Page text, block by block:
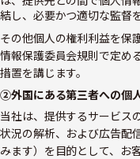
結し、必要かつ適切な監督
その他個人の権利利益を保
情報保護委員会規則で定め
措置を講じます。
②外国にある第三者への個
当社は、提供するサービス
状況の解析、および広告配
みます）を目的として、お